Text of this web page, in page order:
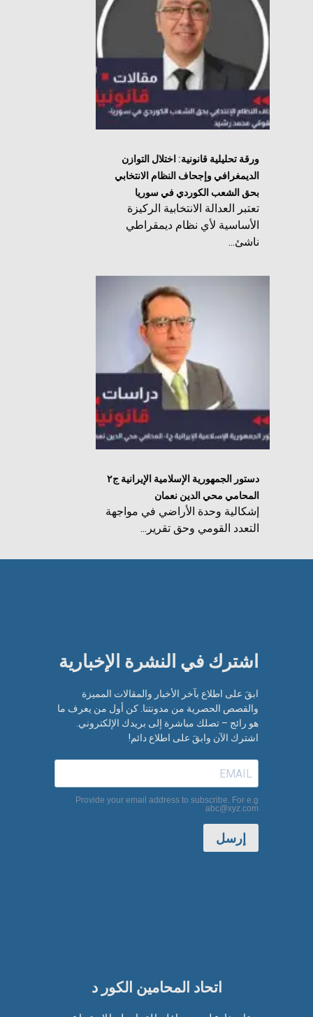
ورقة تحليلية قانونية: اختلال التوازن
الديمغرافي وإجحاف النظام الانتخابي
بحق الشعب الكوردي في سوريا
تعتبر العدالة الانتخابية الركيزة
الأساسية لأي نظام ديمقراطي
ناشئ...
دستور الجمهورية الإسلامية الإيرانية ج٢
المحامي محي الدين نعمان
إشكالية وحدة الأراضي في مواجهة
التعدد القومي وحق تقرير...
اشترك في النشرة الإخبارية​
ابقَ على اطلاع بآخر الأخبار والمقالات المميزة
والقصص الحصرية من مدونتنا. كن أول من يعرف ما
هو رائج – تصلك مباشرة إلى بريدك الإلكتروني.
اشترك الآن وابقَ على اطلاع دائم!
Provide your email address to subscribe. For e.g
abc@xyz.com
إرسل
اتحاد المحامين الكور د